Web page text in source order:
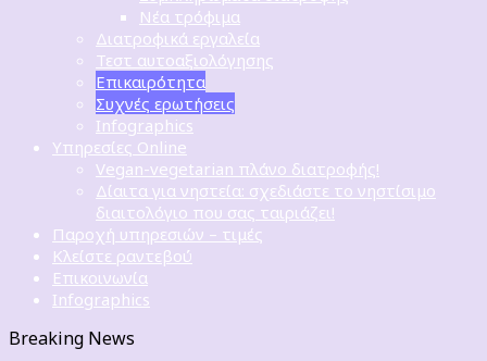
Νέα τρόφιμα
Διατροφικά εργαλεία
Τεστ αυτοαξιολόγησης
Επικαιρότητα
Συχνές ερωτήσεις
Infographics
Υπηρεσίες Online
Vegan-vegetarian πλάνο διατροφής!
Δίαιτα για νηστεία: σχεδιάστε το νηστίσιμο
διαιτολόγιο που σας ταιριάζει!
Παροχή υπηρεσιών – τιμές
Κλείστε ραντεβού
Επικοινωνία
Infographics
Breaking News